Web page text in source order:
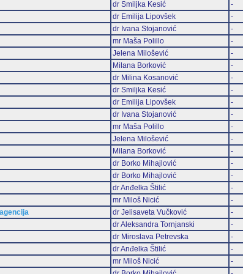
dr Smiljka Kesić
-
dr Emilija Lipovšek
-
dr Ivana Stojanović
-
mr Maša Polillo
-
Jelena Milošević
-
Milana Borković
-
dr Milina Kosanović
-
dr Smiljka Kesić
-
dr Emilija Lipovšek
-
dr Ivana Stojanović
-
mr Maša Polillo
-
Jelena Milošević
-
Milana Borković
-
dr Borko Mihajlović
-
dr Borko Mihajlović
-
dr Anđelka Štilić
-
mr Miloš Nicić
-
dr Jelisaveta Vučković
-
dr Aleksandra Tornjanski
-
dr Miroslava Petrevska
-
dr Anđelka Štilić
-
mr Miloš Nicić
-